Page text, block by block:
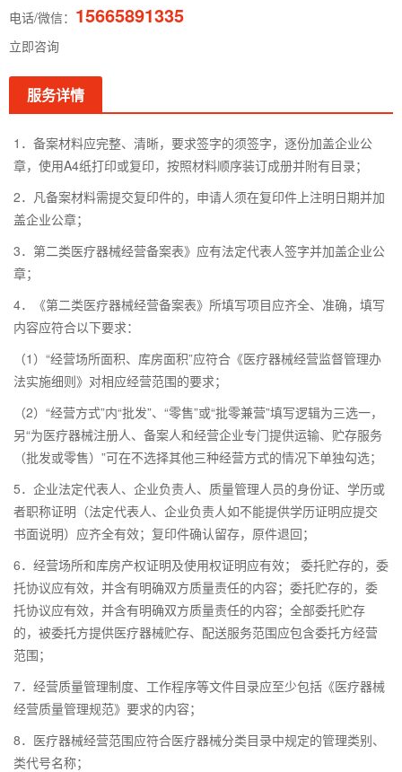
电话/微信： 15665891335
立即咨询
服务详情
1．备案材料应完整、清晰，要求签字的须签字，逐份加盖企业公
章，使用A4纸打印或复印，按照材料顺序装订成册并附有目录；
2．凡备案材料需提交复印件的，申请人须在复印件上注明日期并加
盖企业公章；
3．第二类医疗器械经营备案表》应有法定代表人签字并加盖企业公
章；
4．《第二类医疗器械经营备案表》所填写项目应齐全、准确，填写
内容应符合以下要求：
（1）“经营场所面积、库房面积”应符合《医疗器械经营监督管理办
法实施细则》对相应经营范围的要求；
（2）“经营方式”内“批发”、“零售”或“批零兼营”填写逻辑为三选一，
另“为医疗器械注册人、备案人和经营企业专门提供运输、贮存服务
（批发或零售）”可在不选择其他三种经营方式的情况下单独勾选；
5．企业法定代表人、企业负责人、质量管理人员的身份证、学历或
者职称证明（法定代表人、企业负责人如不能提供学历证明应提交
书面说明）应齐全有效；复印件确认留存，原件退回；
6．经营场所和库房产权证明及使用权证明应有效； 委托贮存的，委
托协议应有效，并含有明确双方质量责任的内容；委托贮存的，委
托协议应有效，并含有明确双方质量责任的内容；全部委托贮存
的，被委托方提供医疗器械贮存、配送服务范围应包含委托方经营
范围；
7．经营质量管理制度、工作程序等文件目录应至少包括《医疗器械
经营质量管理规范》要求的内容；
8．医疗器械经营范围应符合医疗器械分类目录中规定的管理类别、
类代号名称；